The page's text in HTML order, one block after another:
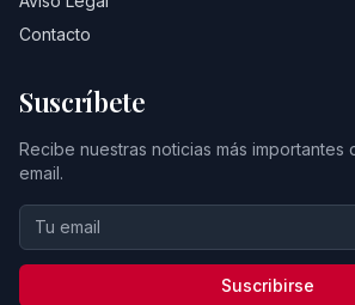
Contacto
Suscríbete
Recibe nuestras noticias más importantes
email.
Suscribirse